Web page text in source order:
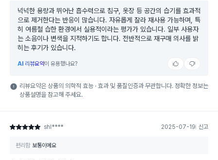
넉넉한 용량과 뛰어난 흡수력으로 침구, 옷장 등 공간의 습기를 효과적
으로 제거한다는 반응이 많습니다. 자유롭게 잘라 재사용 가능하며, 특
히 여름철 습한 환경에서 실용적이라는 평가가 있습니다. 일부 사용자
는 소음이나 변색을 지적하기도 합니다. 전반적으로 재구매 의사를 밝
히는 후기가 있습니다.
AI 리뷰요약이 유용했나요?
리뷰요약은 상품의 의학적 효능 · 효과 및 품질인증과 무관합니다. 정확한 정보는
상품설명을 참고해 주세요.
별점 5점 shl**** 2025-07-19 신고
편리함 보통이에요